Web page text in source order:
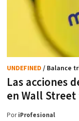
Las acciones
en Wall
UNDEFINED / Balance
PoriProfesional